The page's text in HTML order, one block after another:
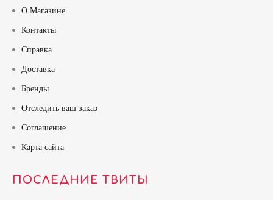
О Магазине
Контакты
Справка
Доставка
Бренды
Отследить ваш заказ
Соглашение
Карта сайта
ПОСЛЕДНИЕ ТВИТЫ